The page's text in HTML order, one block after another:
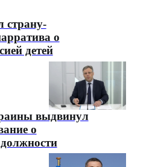
страну-
о
детей
выдвинул
о